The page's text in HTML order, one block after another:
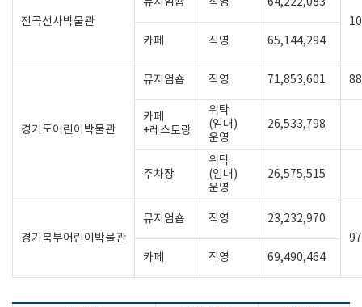
전곡선사박물관
카페
직영 65,144,294
경기도어린이박물관
뮤지엄숍 직영 71,853,601
카페
+레스토랑
위탁
(임대)
운영
26,533,798
주차장
위탁
(임대)
운영
26,575,515
경기북부어린이박물관
뮤지엄숍 직영
23,232,970
카페
직영 69,490,464